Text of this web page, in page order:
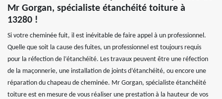
Mr Gorgan, spécialiste étanchéité toiture à
13280 !
Si votre cheminée fuit, il est inévitable de faire appel à un professionnel.
Quelle que soit la cause des fuites, un professionnel est toujours requis
pour la réfection de l’étanchéité. Les travaux peuvent être une réfection
de la maçonnerie, une installation de joints d’étanchéité, ou encore une
réparation du chapeau de cheminée. Mr Gorgan, spécialiste étanchéité
toiture est en mesure de vous réaliser une prestation à la hauteur de vos